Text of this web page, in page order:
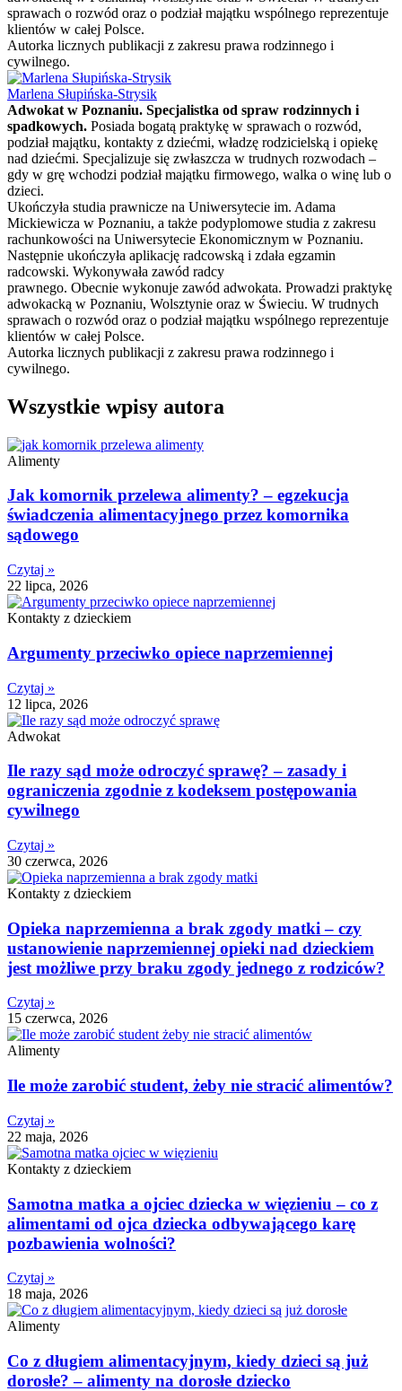
sprawach o rozwód oraz o podział majątku wspólnego reprezentuje
klientów w całej Polsce.
Autorka licznych publikacji z zakresu prawa rodzinnego i
cywilnego.
Marlena Słupińska-Strysik
Adwokat w Poznaniu. Specjalistka od spraw rodzinnych i
spadkowych. Posiada bogatą praktykę w sprawach o rozwód,
podział majątku, kontakty z dziećmi, władzę rodzicielską i opiekę
nad dziećmi. Specjalizuje się zwłaszcza w trudnych rozwodach –
gdy w grę wchodzi podział majątku firmowego, walka o winę lub o
dzieci.
Ukończyła studia prawnicze na Uniwersytecie im. Adama
Mickiewicza w Poznaniu, a także podyplomowe studia z zakresu
rachunkowości na Uniwersytecie Ekonomicznym w Poznaniu.
Następnie ukończyła aplikację radcowską i zdała egzamin
radcowski. Wykonywała zawód radcy
prawnego. Obecnie wykonuje zawód adwokata. Prowadzi praktykę
adwokacką w Poznaniu, Wolsztynie oraz w Świeciu. W trudnych
sprawach o rozwód oraz o podział majątku wspólnego reprezentuje
klientów w całej Polsce.
Autorka licznych publikacji z zakresu prawa rodzinnego i
cywilnego.
Wszystkie wpisy autora
Alimenty
Jak komornik przelewa alimenty? – egzekucja
świadczenia alimentacyjnego przez komornika
sądowego
Czytaj »
22 lipca, 2026
Kontakty z dzieckiem
Argumenty przeciwko opiece naprzemiennej
Czytaj »
12 lipca, 2026
Adwokat
Ile razy sąd może odroczyć sprawę? – zasady i
ograniczenia zgodnie z kodeksem postępowania
cywilnego
Czytaj »
30 czerwca, 2026
Kontakty z dzieckiem
Opieka naprzemienna a brak zgody matki – czy
ustanowienie naprzemiennej opieki nad dzieckiem
jest możliwe przy braku zgody jednego z rodziców?
Czytaj »
15 czerwca, 2026
Alimenty
Ile może zarobić student, żeby nie stracić alimentów?
Czytaj »
22 maja, 2026
Kontakty z dzieckiem
Samotna matka a ojciec dziecka w więzieniu – co z
alimentami od ojca dziecka odbywającego karę
pozbawienia wolności?
Czytaj »
18 maja, 2026
Alimenty
Co z długiem alimentacyjnym, kiedy dzieci są już
dorosłe? – alimenty na dorosłe dziecko